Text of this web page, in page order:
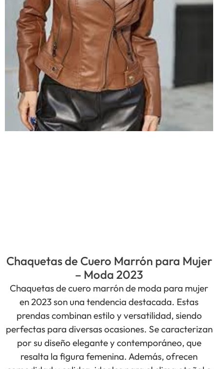
Chaquetas de Cuero Marrón para Mujer
– Moda 2023
Chaquetas de cuero marrón de moda para mujer
en 2023 son una tendencia destacada. Estas
prendas combinan estilo y versatilidad, siendo
perfectas para diversas ocasiones. Se caracterizan
por su diseño elegante y contemporáneo, que
resalta la figura femenina. Además, ofrecen